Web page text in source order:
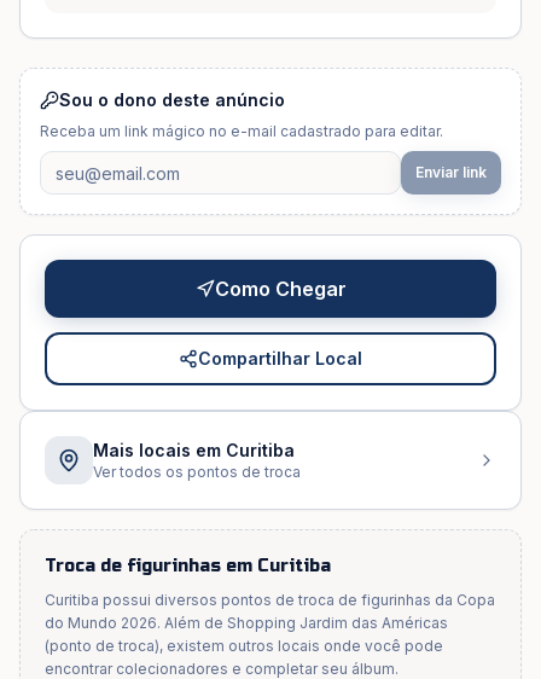
Sou o dono deste anúncio
Receba um link mágico no e-mail cadastrado para editar.
Enviar link
Como Chegar
Compartilhar Local
Mais locais em Curitiba
Ver todos os pontos de troca
Troca de figurinhas em Curitiba
Curitiba possui diversos pontos de troca de figurinhas da Copa
do Mundo 2026. Além de Shopping Jardim das Américas
(ponto de troca), existem outros locais onde você pode
encontrar colecionadores e completar seu álbum.